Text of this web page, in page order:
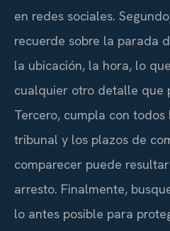
en redes sociales.
recuerde sobre la parada
la ubicación, la hora, lo
cualquier otro detalle que
Tercero, cumpla con
tribunal y los plazos de
comparecer puede
arresto. Finalmente,
lo antes posible para